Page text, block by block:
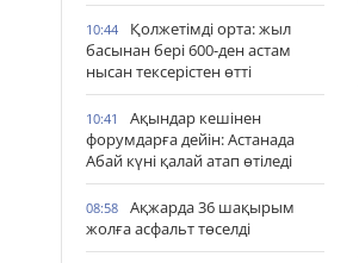
10:44
Қолжетімді орта: жыл
басынан бері 600-ден астам
нысан тексерістен өтті
10:41
Ақындар кешінен
форумдарға дейін: Астанада
Абай күні қалай атап өтіледі
08:58
Ақжарда 36 шақырым
жолға асфальт төселді